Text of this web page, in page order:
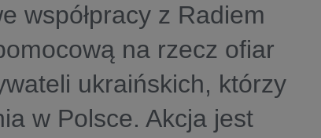
współpracy z Radiem
na rzecz ofiar
ukraińskich, którzy
w Polsce. Akcja jest